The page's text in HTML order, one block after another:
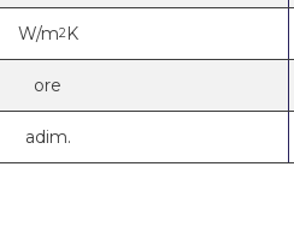
W/m2K
ore
adim.